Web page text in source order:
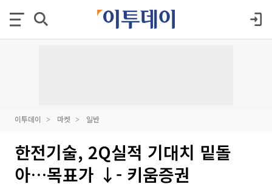
이투데이 마켓 일반
한전기술, 2Q실적 기대치 밑돌
아…목표가 ↓- 키움증권